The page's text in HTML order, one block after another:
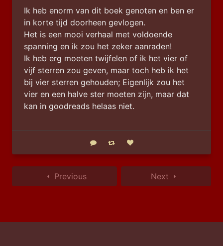
Ik heb enorm van dit boek genoten en ben er
in korte tijd doorheen gevlogen.
Het is een mooi verhaal met voldoende
spanning en ik zou het zeker aanraden!
Ik heb erg moeten twijfelen of ik het vier of
vijf sterren zou geven, maar toch heb ik het
bij vier sterren gehouden; Eigenlijk zou het
vier en een halve ster moeten zijn, maar dat
kan in goodreads helaas niet.
Reply Boost statusLike status
Previous Next